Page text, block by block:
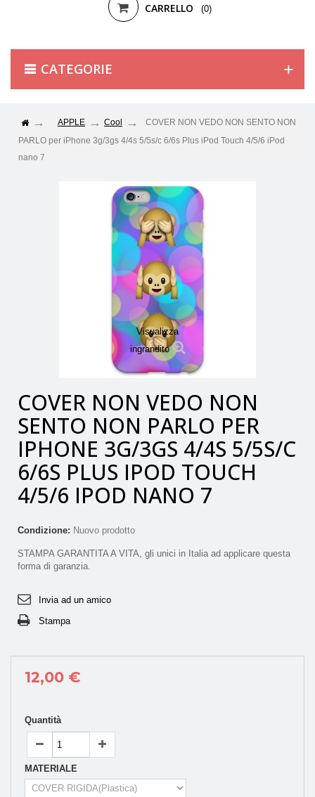
CARRELLO (0)
CATEGORIE
APPLE Cool
COVER NON VEDO NON SENTO NON
PARLO per iPhone 3g/3gs 4/4s 5/5s/c 6/6s Plus iPod Touch 4/5/6 iPod
nano 7
Visualizza
ingrandito
COVER NON VEDO NON
SENTO NON PARLO PER
IPHONE 3G/3GS 4/4S 5/5S/C
6/6S PLUS IPOD TOUCH
4/5/6 IPOD NANO 7
Condizione: Nuovo prodotto
STAMPA GARANTITA A VITA, gli unici in Italia ad applicare questa
forma di garanzia.
Invia ad un amico
Stampa
12,00 €
Quantità
MATERIALE